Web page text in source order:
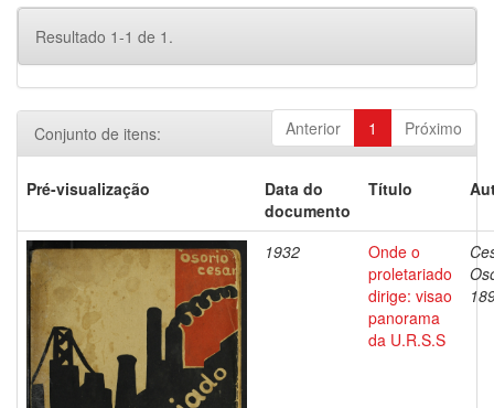
Resultado 1-1 de 1.
Anterior 1 Próximo
Conjunto de itens:
Pré-visualização
Data do
documento
Título
1932
Onde o
proletariado
dirige: visao
panorama
da U.R.S.S